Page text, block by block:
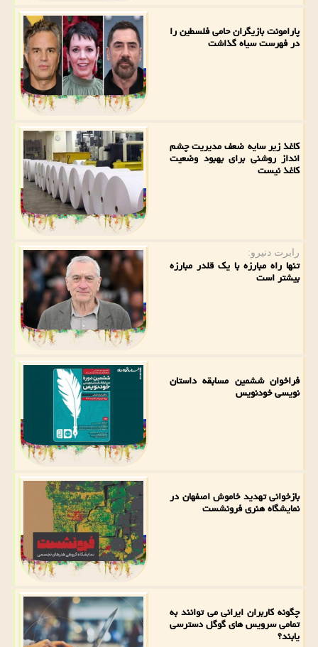
پارامونت بازیگران حامی فلسطین را
در فهرست سیاه گذاشت
کاغذ زیر سایه ضعف مدیریت چشم
انداز روشنی برای بهبود وضعیت
کاغذ نیست
رابرت دنیرو:
تنها راه مبارزه با یک قلدر مبارزه
بیشتر است
فراخوان ششمین مسابقه داستان
نویسی خودنویس
بازخوانی تهدید خاموش اصفهان در
نمایشگاه هنری فرونشست
چگونه کاربران ایرانی می توانند به
تمامی سرویس های گوگل دسترسی
یابند؟